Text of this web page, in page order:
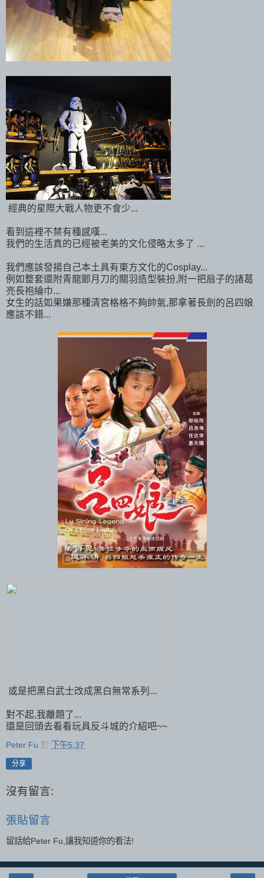
經典的星際大戰人物更不會少...
看到這裡不禁有種感嘆...
我們的生活真的已經被老美的文化侵略太多了 ...
我們應該發揚自己本土具有東方文化的Cosplay...
例如整套還附青龍郾月刀的關羽造型裝扮,附一把扇子的諸葛
亮長袍綸巾...
女生的話如果嫌那種清宮格格不夠帥氣,那拿著長劍的呂四娘
應該不錯...
或是把黑白武士改成黑白無常系列...
對不起,我離題了...
還是回頭去看看玩具反斗城的介紹吧~~
Peter Fu 於 下午5:37
分享
沒有留言:
張貼留言
留話給Peter Fu,讓我知道你的看法!